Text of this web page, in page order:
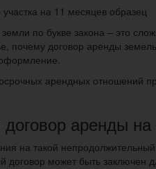
по букве закона – это
почему договор аренды
арендных
договор аренды
на такой
договор может быть заключен